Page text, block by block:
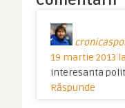
19 martie 2013
interesanta
Răspunde